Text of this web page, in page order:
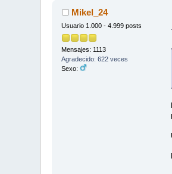
Mikel_24
Usuario 1.000 - 4.999 posts
Mensajes: 1113
Agradecido: 622 veces
Sexo: